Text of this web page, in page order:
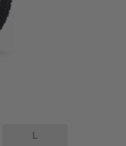
L